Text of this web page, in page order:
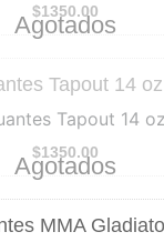
Agotados
$1350.00
Agotados
Tapout 14 oz
$1350.00
MMA